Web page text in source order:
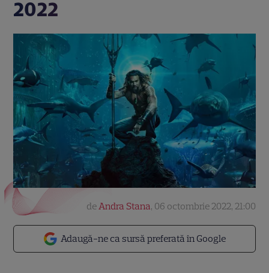
2022
Adaugă-ne ca sursă preferată în Google
deAndra Stana, 06 octombrie 2022, 21:00